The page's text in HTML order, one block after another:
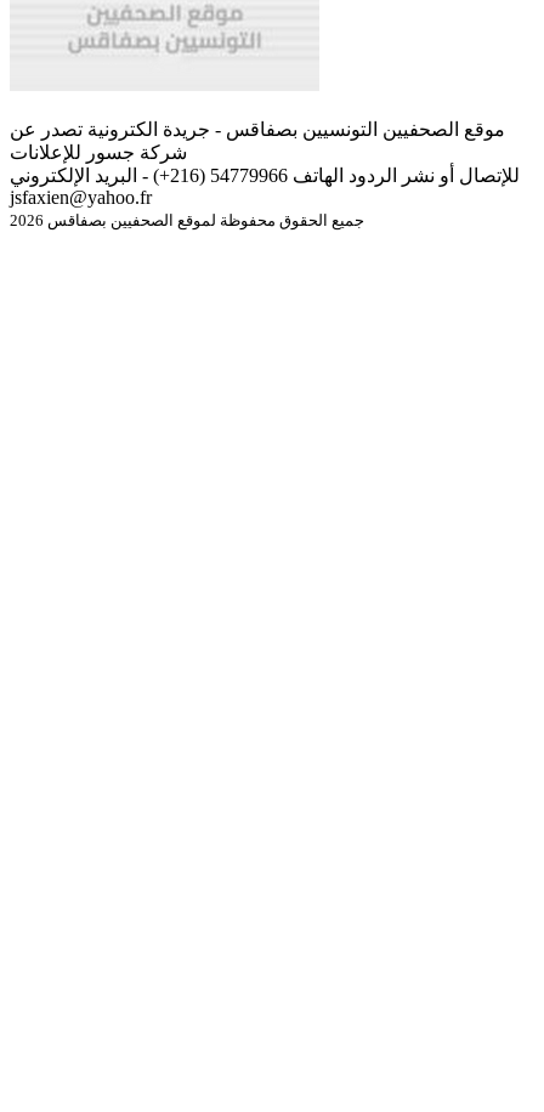
موقع الصحفيين التونسيين بصفاقس - جريدة الكترونية تصدر عن
شركة جسور للإعلانات
للإتصال أو نشر الردود الهاتف 54779966 (216+) - البريد الإلكتروني
jsfaxien@yahoo.fr
جميع الحقوق محفوظة لموقع الصحفيين بصفاقس 2026